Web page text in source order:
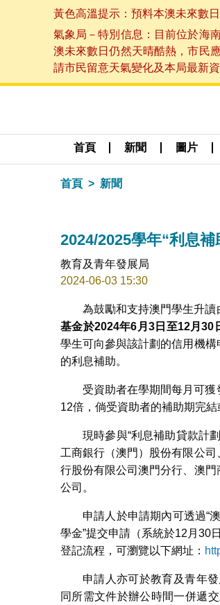
黃色高溫提示：預料本澳未來數
氣象局－特別信息：目前位於海
澳未來數日仍然天晴酷熱，市民
請市民留意天氣變化及本局最新
首頁 新聞 圖片
首頁 新聞
2024/2025學年“利息
教育及青年發展局
2024-06-03 15:30
為鼓勵和支持澳門學生升讀
基金於2024年6 月 3日至12月30
學生可向參與該計劃的信用機
的利息補助。
受資助者在學期間每月可
12倍，倘受資助者的補助期完
現時參與“利息補助貸款計
工商銀行（澳門）股份有限公
行股份有限公司澳門分行、澳
公司。
申請人於申請期內可透過“
學金”提交申請（系統於12月30
登記流程，可瀏覽以下網址：
申請人亦可於教育及青年
同所需文件於辦公時間一併遞